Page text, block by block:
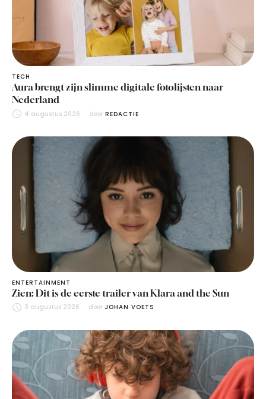
TECH
Aura brengt zijn slimme digitale fotolijsten naar
Nederland
4 augustus 2026 door REDACTIE
ENTERTAINMENT
Zien: Dit is de eerste trailer van Klara and the Sun
3 augustus 2026 door JOHAN VOETS